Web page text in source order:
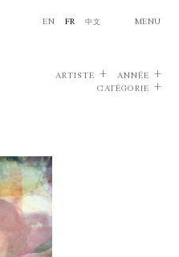
EN FR 中文 MENU
ARTISTE
ANNÉE
CATÉGORIE